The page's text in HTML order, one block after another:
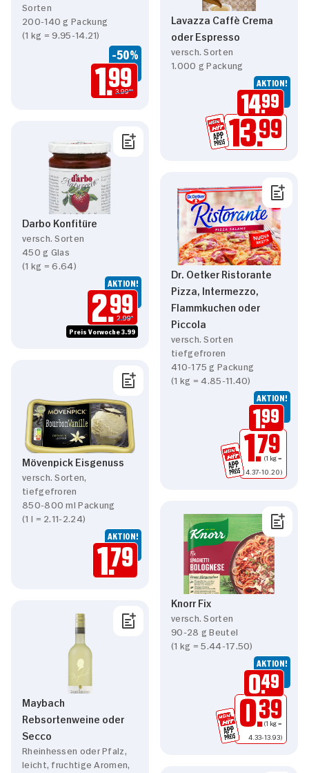
Sorten
200-140 g Packung
(1 kg = 9.95-14.21)
-50%
1.99
3.99**
Lavazza Caffè Crema
oder Espresso
versch. Sorten
1.000 g Packung
AKTION!
14.99
13.99
Darbo Konfitüre
versch. Sorten
450 g Glas
(1 kg = 6.64)
AKTION!
2.99
2.99*
Preis Vorwoche 3.99
Dr. Oetker Ristorante
Pizza, Intermezzo,
Flammkuchen oder
Piccola
versch. Sorten
tiefgefroren
410-175 g Packung
(1 kg = 4.85-11.40)
AKTION!
1.99
1.79
(1 kg =
4.37-10.20)
Mövenpick Eisgenuss
versch. Sorten,
tiefgefroren
850-800 ml Packung
(1 l = 2.11-2.24)
AKTION!
1.79
Knorr Fix
versch. Sorten
90-28 g Beutel
(1 kg = 5.44-17.50)
AKTION!
0.49
0.39
(1 kg =
4.33-13.93)
Maybach
Rebsortenweine oder
Secco
Rheinhessen oder Pfalz,
leicht, fruchtige Aromen,